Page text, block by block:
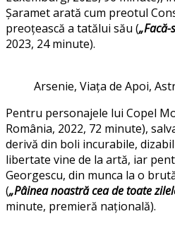
Șaramet arată cum preotul
preoțească a tatălui său („Facă-
2023, 24 minute).
Arsenie, Viața de Apoi,
Pentru personajele lui Copel
România, 2022, 72 minute),
derivă din boli incurabile,
libertate vine de la artă, iar
Georgescu, din munca la o
(„Pâinea noastră cea de toate
minute, premieră națională).